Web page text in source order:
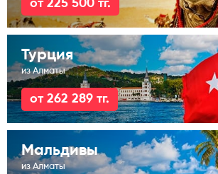
от 225 500 тг.
Турция
из Алматы
от 262 289 тг.
Мальдивы
из Алматы